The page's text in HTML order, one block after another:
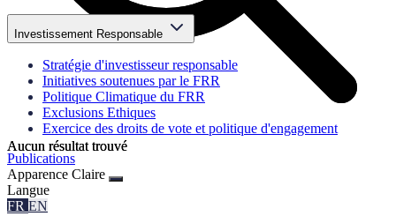
Aucun résultat trouvé
Aucun résultat trouvé
Investissement Responsable
Stratégie d'investisseur responsable
Initiatives soutenues par le FRR
Politique Climatique du FRR
Exclusions Ethiques
Exercice des droits de vote et politique d'engagement
Publications
Apparence Claire
Langue
FR EN